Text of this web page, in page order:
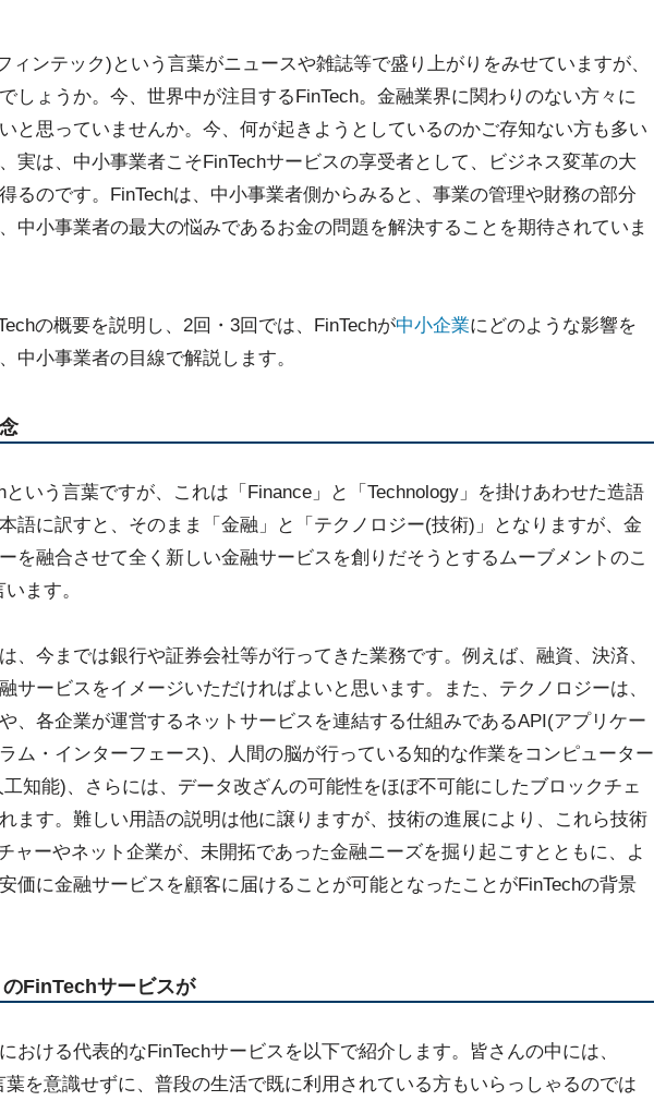
ィンテック)という言葉がニュースや雑誌等で盛り上がりをみせていますが、
しょうか。今、世界中が注目するFinTech。金融業界に関わりのない方々に
と思っていませんか。今、何が起きようとしているのかご存知ない方も多い
実は、中小事業者こそFinTechサービスの享受者として、ビジネス変革の大
るのです。FinTechは、中小事業者側からみると、事業の管理や財務の部分
中小事業者の最大の悩みであるお金の問題を解決することを期待されていま
の概要を説明し、2回・3回では、FinTechが中小企業にどのような影響を
中小事業者の目線で解説します。
という言葉ですが、これは「Finance」と「Technology」を掛けあわせた造語
語に訳すと、そのまま「金融」と「テクノロジー(技術)」となりますが、金
を融合させて全く新しい金融サービスを創りだそうとするムーブメントのこ
ます。
、今までは銀行や証券会社等が行ってきた業務です。例えば、融資、決済、
サービスをイメージいただければよいと思います。また、テクノロジーは、
、各企業が運営するネットサービスを連結する仕組みであるAPI(アプリケー
ム・インターフェース)、人間の脳が行っている知的な作業をコンピューター
知能)、さらには、データ改ざんの可能性をほぼ不可能にしたブロックチェ
ます。難しい用語の説明は他に譲りますが、技術の進展により、これら技術
ャーやネット企業が、未開拓であった金融ニーズを掘り起こすとともに、よ
価に金融サービスを顧客に届けることが可能となったことがFinTechの背景
のFinTechサービスが
おける代表的なFinTechサービスを以下で紹介します。皆さんの中には、
葉を意識せずに、普段の生活で既に利用されている方もいらっしゃるのでは